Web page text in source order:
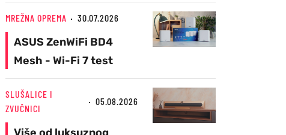
MREŽNA OPREMA 30.07.2026
ASUS ZenWiFi BD4
Mesh - Wi-Fi 7 test
SLUŠALICE I
ZVUČNICI
05.08.2026